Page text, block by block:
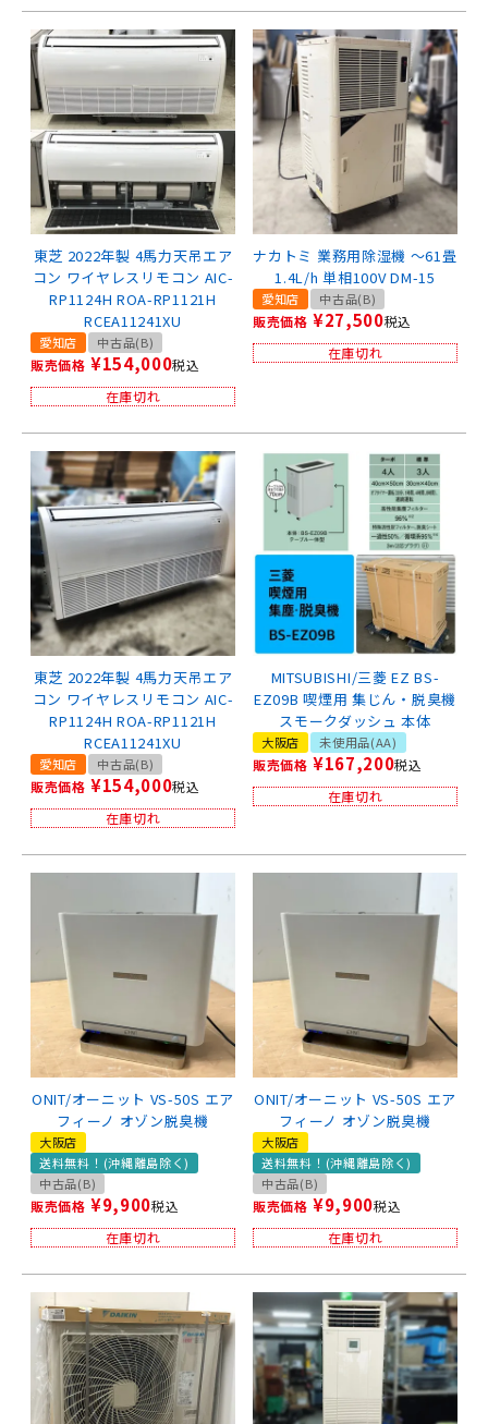
東芝 2022年製 4馬力天吊エア
コン ワイヤレスリモコン AIC-
RP1124H ROA-RP1121H
RCEA11241XU
愛知店 中古品(B)
販売価格 ¥154,000税込
在庫切れ
ナカトミ 業務用除湿機 ～61畳
1.4L/h 単相100V DM-15
愛知店 中古品(B)
販売価格 ¥27,500税込
在庫切れ
東芝 2022年製 4馬力天吊エア
コン ワイヤレスリモコン AIC-
RP1124H ROA-RP1121H
RCEA11241XU
愛知店 中古品(B)
販売価格 ¥154,000税込
在庫切れ
MITSUBISHI/三菱 EZ BS-
EZ09B 喫煙用 集じん・脱臭機
スモークダッシュ 本体
大阪店 未使用品(AA)
販売価格 ¥167,200税込
在庫切れ
ONIT/オーニット VS-50S エア
フィーノ オゾン脱臭機
大阪店
送料無料！(沖縄離島除く)
中古品(B)
販売価格 ¥9,900税込
在庫切れ
ONIT/オーニット VS-50S エア
フィーノ オゾン脱臭機
大阪店
送料無料！(沖縄離島除く)
中古品(B)
販売価格 ¥9,900税込
在庫切れ